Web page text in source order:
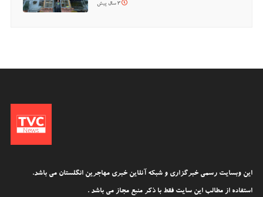
3 سال پیش
این وبسایت رسمی خبرگزاری و شبکه آنلاین خبری مهاجرین انگلستان می باشد.
استفاده از مطالب این سایت فقط با ذکر منبع مجاز می باشد .